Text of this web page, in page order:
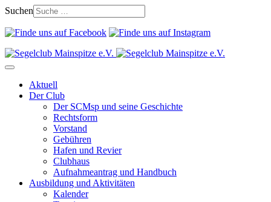
Suchen
Aktuell
Der Club
Der SCMsp und seine Geschichte
Rechtsform
Vorstand
Gebühren
Hafen und Revier
Clubhaus
Aufnahmeantrag und Handbuch
Ausbildung und Aktivitäten
Kalender